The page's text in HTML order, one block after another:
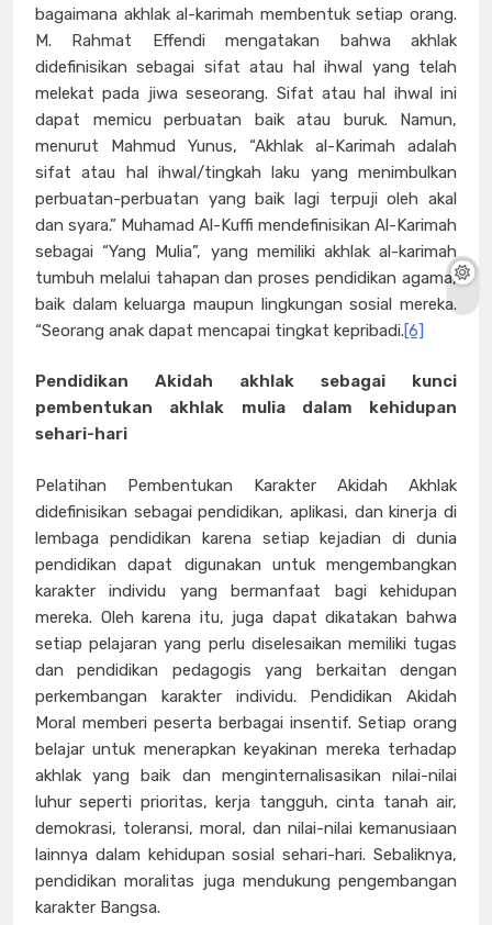
bagaimana akhlak al-karimah membentuk setiap orang.
M. Rahmat Effendi mengatakan bahwa akhlak
didefinisikan sebagai sifat atau hal ihwal yang telah
melekat pada jiwa seseorang. Sifat atau hal ihwal ini
dapat memicu perbuatan baik atau buruk. Namun,
menurut Mahmud Yunus, “Akhlak al-Karimah adalah
sifat atau hal ihwal/tingkah laku yang menimbulkan
perbuatan-perbuatan yang baik lagi terpuji oleh akal
dan syara.” Muhamad Al-Kuffi mendefinisikan Al-Karimah
sebagai “Yang Mulia”, yang memiliki akhlak al-karimah
tumbuh melalui tahapan dan proses pendidikan agama,
baik dalam keluarga maupun lingkungan sosial mereka.
“Seorang anak dapat mencapai tingkat kepribadi.[6]
Pendidikan Akidah akhlak sebagai kunci
pembentukan akhlak mulia dalam kehidupan
sehari-hari
Pelatihan Pembentukan Karakter Akidah Akhlak
didefinisikan sebagai pendidikan, aplikasi, dan kinerja di
lembaga pendidikan karena setiap kejadian di dunia
pendidikan dapat digunakan untuk mengembangkan
karakter individu yang bermanfaat bagi kehidupan
mereka. Oleh karena itu, juga dapat dikatakan bahwa
setiap pelajaran yang perlu diselesaikan memiliki tugas
dan pendidikan pedagogis yang berkaitan dengan
perkembangan karakter individu. Pendidikan Akidah
Moral memberi peserta berbagai insentif. Setiap orang
belajar untuk menerapkan keyakinan mereka terhadap
akhlak yang baik dan menginternalisasikan nilai-nilai
luhur seperti prioritas, kerja tangguh, cinta tanah air,
demokrasi, toleransi, moral, dan nilai-nilai kemanusiaan
lainnya dalam kehidupan sosial sehari-hari. Sebaliknya,
pendidikan moralitas juga mendukung pengembangan
karakter Bangsa.